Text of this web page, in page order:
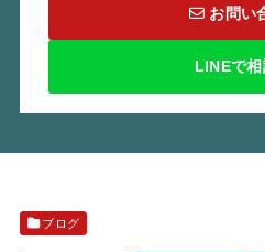
お問い
LINEで
ブログ